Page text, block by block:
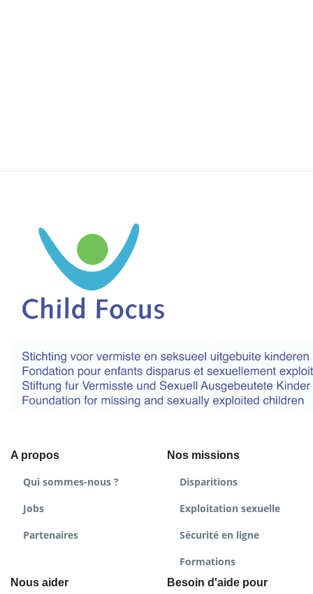
A propos
Qui sommes-nous ?
Jobs
Partenaires
Nos missions
Disparitions
Exploitation sexuelle
Sécurité en ligne
Formations
Nous aider Besoin d'aide pour